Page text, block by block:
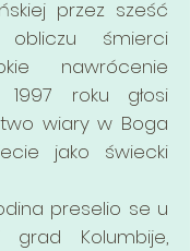
przez sześć
śmierci
nawrócenie
roku głosi
wiary w Boga
jako świecki
preselio se u
grad Kolumbije,